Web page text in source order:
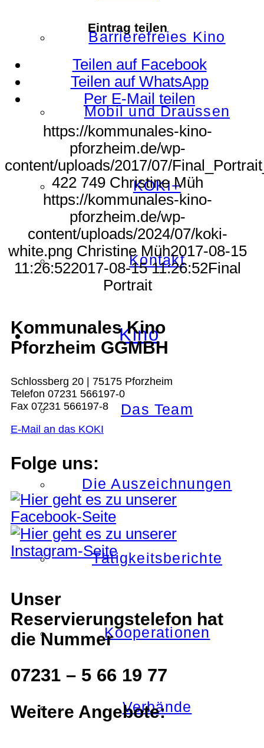
Barrierefreies Kino
Mobil und Draussen
KOKI+
Kontakt
Kino
Das Team
Die Auszeichnungen
Tätigkeitsberichte
Kooperationen
Verbände
Eintrag teilen
Teilen auf Facebook
Teilen auf WhatsApp
Per E-Mail teilen
https://kommunales-kino-
pforzheim.de/wp-
content/uploads/2017/07/
422 749 Christine Müh
https://kommunales-kino-
pforzheim.de/wp-
content/uploads/2024/07/koki-
white.png Christine Müh2017-08-15
11:26:522017-08-15 11:26:52Final
Portrait
Kommunales Kino
Pforzheim GGMBH
Schlossberg 20 | 75175 Pforzheim
Telefon 07231 566197-0
Fax 07231 566197-8
E-Mail an das KOKI
Folge uns:
Unser
Reservierungstelefon hat
die Nummer
07231 – 5 66 19 77
Weitere Angebote: